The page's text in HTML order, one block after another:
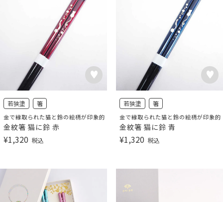
若狭塗 箸
金で縁取られた猫と鈴の絵柄が印象的
金紋箸 猫に鈴 赤
¥1,320 税込
若狭塗 箸
金で縁取られた猫と鈴の絵柄が印象的
金紋箸 猫に鈴 青
¥1,320 税込